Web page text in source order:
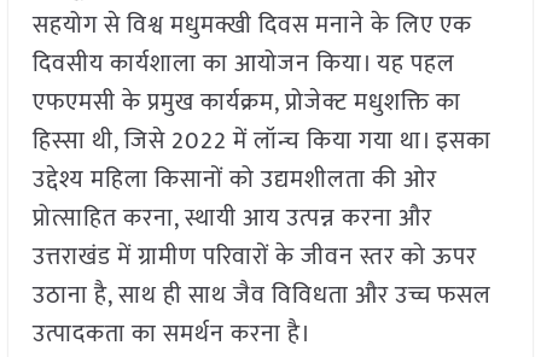
सहयोग से विश्व मधुमक्खी दिवस मनाने के लिए एक
दिवसीय कार्यशाला का आयोजन किया। यह पहल
एफएमसी के प्रमुख कार्यक्रम, प्रोजेक्ट मधुशक्ति का
हिस्सा थी, जिसे 2022 में लॉन्च किया गया था। इसका
उद्देश्य महिला किसानों को उद्यमशीलता की ओर
प्रोत्साहित करना, स्थायी आय उत्पन्न करना और
उत्तराखंड में ग्रामीण परिवारों के जीवन स्तर को ऊपर
उठाना है, साथ ही साथ जैव विविधता और उच्च फसल
उत्पादकता का समर्थन करना है।